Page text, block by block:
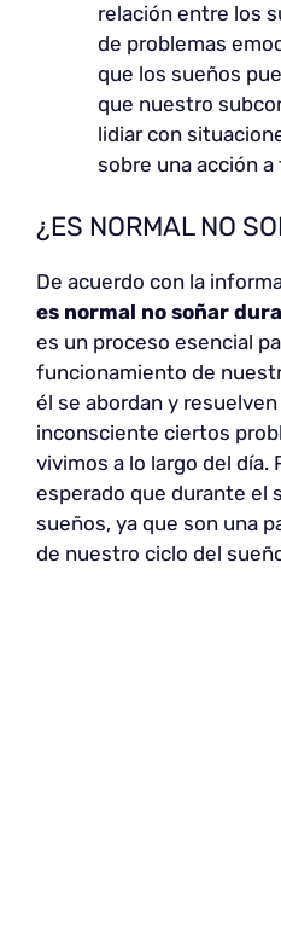
relación entre los
de problemas
que los sueños
que nuestro
lidiar con
sobre una acción a
¿ES NORMAL NO
De acuerdo con la
es normal no soñar
es un proceso esencial
funcionamiento de
él se abordan y
inconsciente ciertos
vivimos a lo largo del día.
esperado que durante el
sueños, ya que son una
de nuestro ciclo del